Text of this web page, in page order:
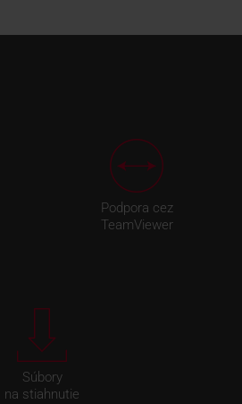
Podpora cez
TeamViewer
Súbory
na stiahnutie